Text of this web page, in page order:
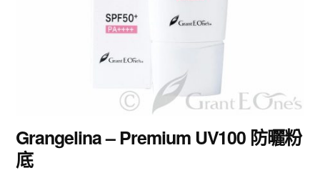
Grangelina – Premium UV100 防曬粉
底